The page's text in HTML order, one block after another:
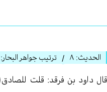
الحديث: ٨ / ترتيب جواهر البحار:
قال داود بن فرقد: قلت